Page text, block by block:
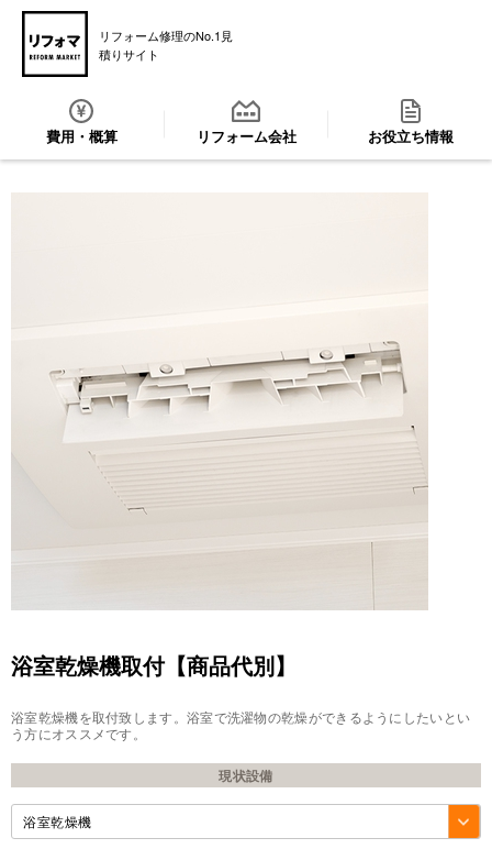
リフォーム修理のNo.1見
積りサイト
費用・概算 リフォーム会社 お役立ち情報
浴室乾燥機取付【商品代別】
浴室乾燥機を取付致します。浴室で洗濯物の乾燥ができるようにしたいとい
う方にオススメです。
現状設備